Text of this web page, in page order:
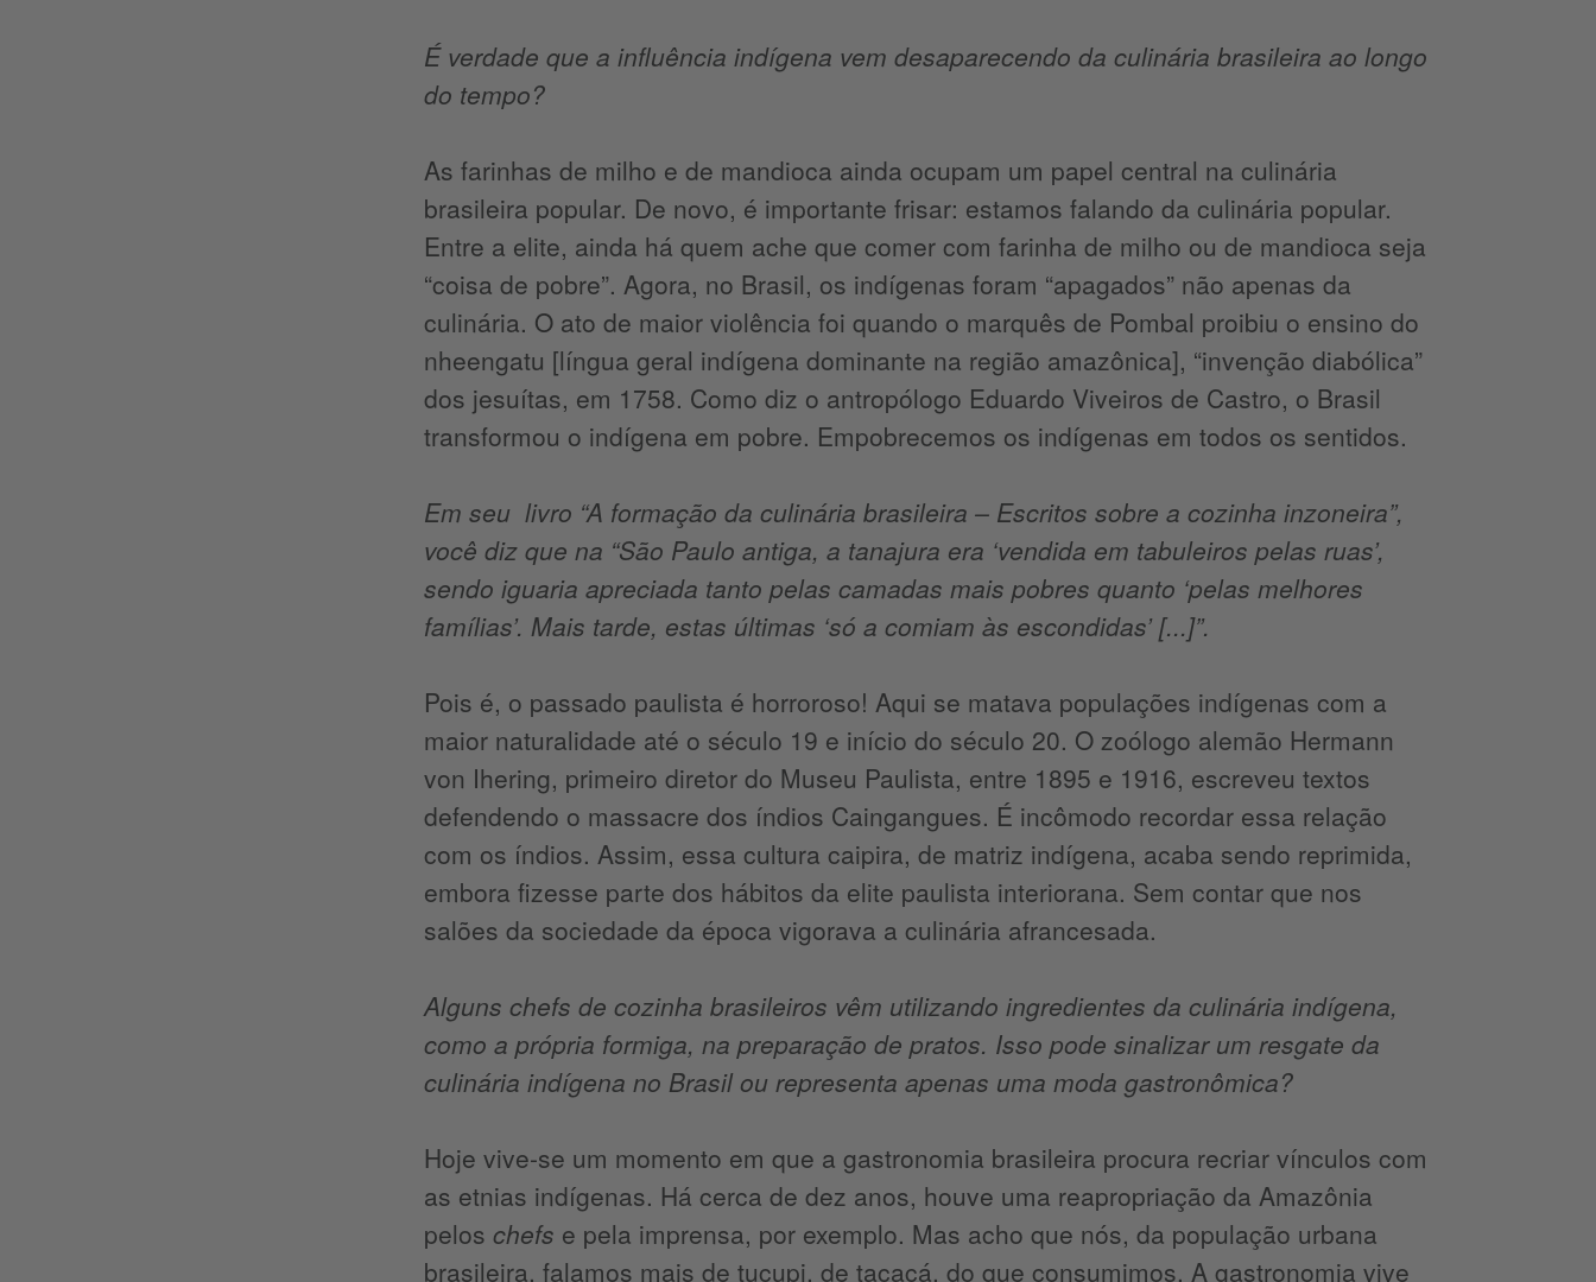
É verdade que a influência indígena vem desaparecendo da culinária brasileira ao longo
do tempo?
As farinhas de milho e de mandioca ainda ocupam um papel central na culinária
brasileira popular. De novo, é importante frisar: estamos falando da culinária popular.
Entre a elite, ainda há quem ache que comer com farinha de milho ou de mandioca seja
“coisa de pobre”. Agora, no Brasil, os indígenas foram “apagados” não apenas da
culinária. O ato de maior violência foi quando o marquês de Pombal proibiu o ensino do
nheengatu [língua geral indígena dominante na região amazônica], “invenção diabólica”
dos jesuítas, em 1758. Como diz o antropólogo Eduardo Viveiros de Castro, o Brasil
transformou o indígena em pobre. Empobrecemos os indígenas em todos os sentidos.
Em seu livro “A formação da culinária brasileira – Escritos sobre a cozinha inzoneira”,
você diz que na “São Paulo antiga, a tanajura era ‘vendida em tabuleiros pelas ruas’,
sendo iguaria apreciada tanto pelas camadas mais pobres quanto ‘pelas melhores
famílias’. Mais tarde, estas últimas ‘só a comiam às escondidas’ [...]”.
Pois é, o passado paulista é horroroso! Aqui se matava populações indígenas com a
maior naturalidade até o século 19 e início do século 20. O zoólogo alemão Hermann
von Ihering, primeiro diretor do Museu Paulista, entre 1895 e 1916, escreveu textos
defendendo o massacre dos índios Caingangues. É incômodo recordar essa relação
com os índios. Assim, essa cultura caipira, de matriz indígena, acaba sendo reprimida,
embora fizesse parte dos hábitos da elite paulista interiorana. Sem contar que nos
salões da sociedade da época vigorava a culinária afrancesada.
Alguns chefs de cozinha brasileiros vêm utilizando ingredientes da culinária indígena,
como a própria formiga, na preparação de pratos. Isso pode sinalizar um resgate da
culinária indígena no Brasil ou representa apenas uma moda gastronômica?
Hoje vive-se um momento em que a gastronomia brasileira procura recriar vínculos com
as etnias indígenas. Há cerca de dez anos, houve uma reapropriação da Amazônia
pelos chefs e pela imprensa, por exemplo. Mas acho que nós, da população urbana
brasileira, falamos mais de tucupi, de tacacá, do que consumimos. A gastronomia vive